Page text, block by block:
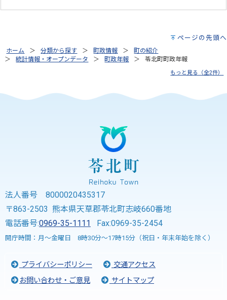
ページの先頭へ
ホーム 分類から探す 町政情報
町の紹介
統計情報・オープンデータ
町政年報 苓北町町政年報
もっと見る（全2件）
法人番号 8000020435317
〒863-2503 熊本県天草郡苓北町志岐660番地
電話番号:0969-35-1111 Fax:0969-35-2454
開庁時間：月～金曜日 8時30分～17時15分（祝日・年末年始を除く）
プライバシーポリシー
交通アクセス
お問い合わせ・ご意見
サイトマップ